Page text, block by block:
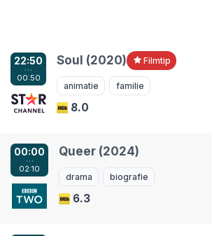
22:50
…
00:50
Soul (2020) Filmtip
animatie familie
8.0
00:00
…
02:10
Queer (2024)
drama biografie
6.3